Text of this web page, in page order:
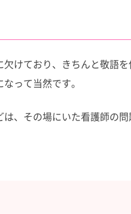
けており、きちんと敬語
って当然です。
、その場にいた看護師の問